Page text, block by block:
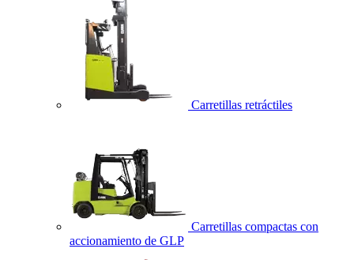
Carretillas retráctiles
Carretillas compactas con
accionamiento de GLP